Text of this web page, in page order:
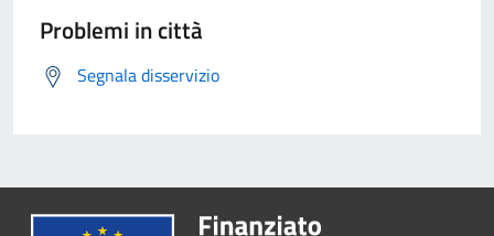
Problemi in città
Segnala disservizio